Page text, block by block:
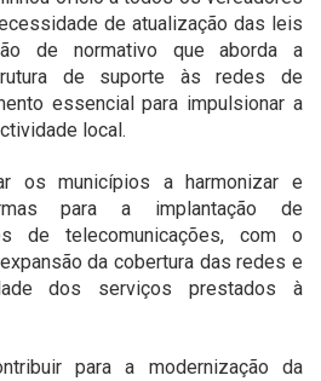
de atualização das leis
de normativo que aborda a
de suporte às redes de
essencial para impulsionar a
local.
os municípios a harmonizar e
para a implantação de
de telecomunicações, com o
da cobertura das redes e
dos serviços prestados à
para a modernização da